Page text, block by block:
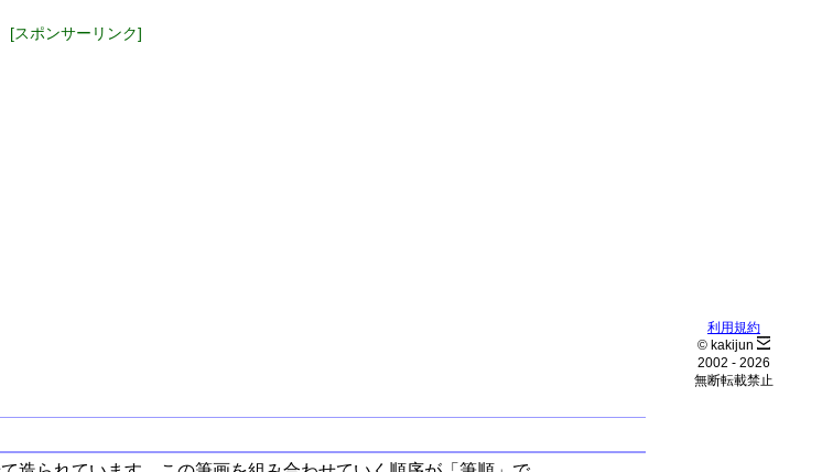
[スポンサーリンク]
利用規約
© kakijun
2002 - 2026
無断転載禁止